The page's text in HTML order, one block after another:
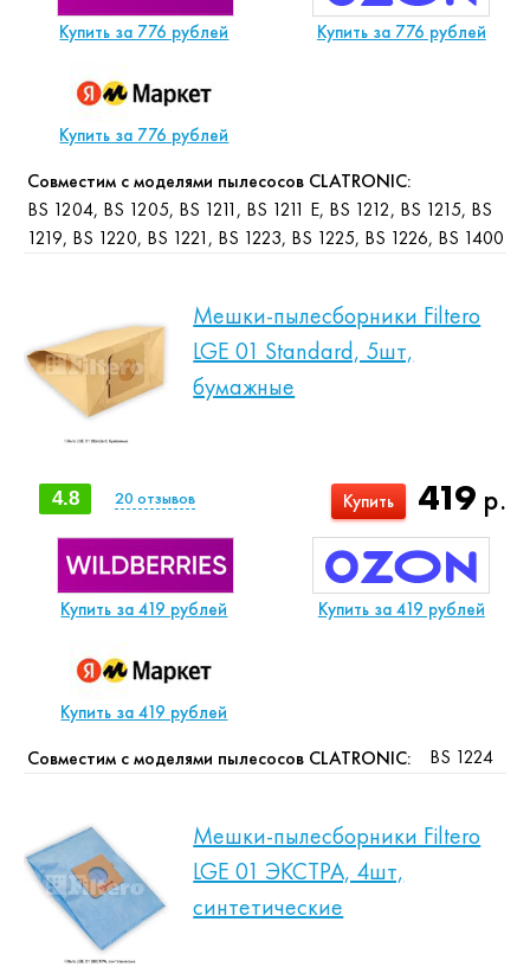
Купить за 776 рублей Купить за 776 рублей
Купить за 776 рублей
Совместим с моделями пылесосов CLATRONIC:
BS 1204, BS 1205, BS 1211, BS 1211 E, BS 1212, BS 1215, BS
1219, BS 1220, BS 1221, BS 1223, BS 1225, BS 1226, BS 1400
Мешки-пылесборники Filtero
LGE 01 Standard, 5шт,
бумажные
419 р.
Купить
4.8 20 отзывов
Купить за 419 рублей Купить за 419 рублей
Купить за 419 рублей
Совместим с моделями пылесосов CLATRONIC: BS 1224
Мешки-пылесборники Filtero
LGE 01 ЭКСТРА, 4шт,
синтетические